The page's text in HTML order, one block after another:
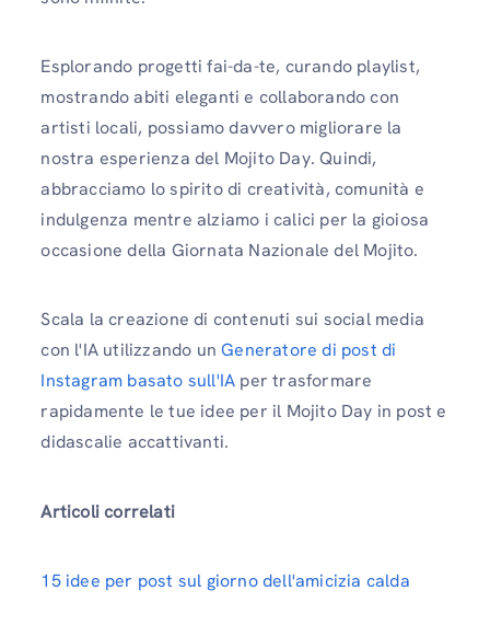
Esplorando progetti fai-da-te, curando playlist,
mostrando abiti eleganti e collaborando con
artisti locali, possiamo davvero migliorare la
nostra esperienza del Mojito Day. Quindi,
abbracciamo lo spirito di creatività, comunità e
indulgenza mentre alziamo i calici per la gioiosa
occasione della Giornata Nazionale del Mojito.
Scala la creazione di contenuti sui social media
con l'IA utilizzando unGeneratore di post di
Instagram basato sull'IA per trasformare
rapidamente le tue idee per il Mojito Day in post e
didascalie accattivanti.
Articoli correlati
15 idee per post sul giorno dell'amicizia calda